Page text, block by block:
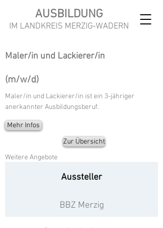
AUSBILDUNG
IM LANDKREIS MERZIG-WADERN
Maler/in und Lackierer/in
(m/w/d)
Maler/in und Lackierer/in ist ein 3-jähriger
anerkannter Ausbildungsberuf.
Mehr Infos
Zur Übersicht
Weitere Angebote
Aussteller
BBZ Merzig